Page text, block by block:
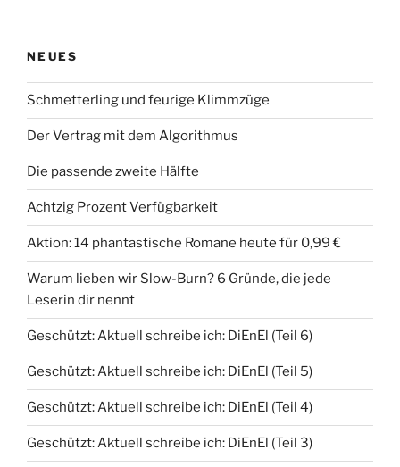
NEUES
Schmetterling und feurige Klimmzüge
Der Vertrag mit dem Algorithmus
Die passende zweite Hälfte
Achtzig Prozent Verfügbarkeit
Aktion: 14 phantastische Romane heute für 0,99 €
Warum lieben wir Slow-Burn? 6 Gründe, die jede
Leserin dir nennt
Geschützt: Aktuell schreibe ich: DiEnEl (Teil 6)
Geschützt: Aktuell schreibe ich: DiEnEl (Teil 5)
Geschützt: Aktuell schreibe ich: DiEnEl (Teil 4)
Geschützt: Aktuell schreibe ich: DiEnEl (Teil 3)